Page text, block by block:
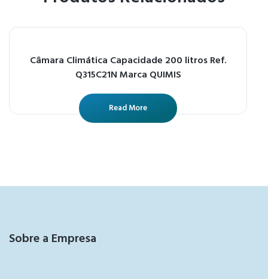
Câmara Climática Capacidade 200 litros Ref.
Q315C21N Marca QUIMIS
Read More
Sobre a Empresa